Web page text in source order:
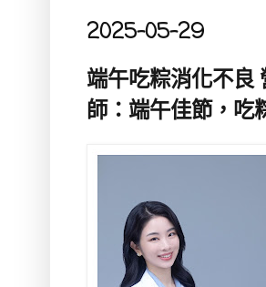
2025-05-29
端午吃粽消化不良
師：端午佳節，吃